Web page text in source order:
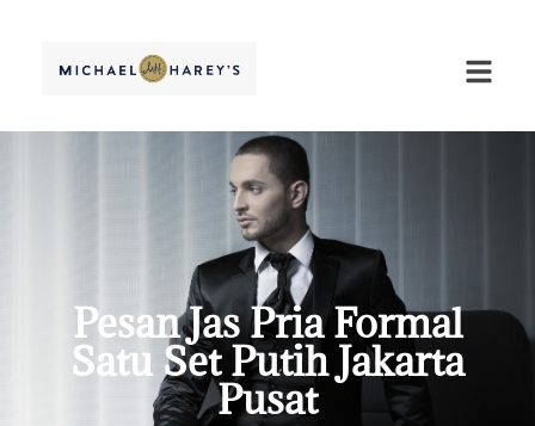
Pesan Jas Pria Formal
Satu Set Putih Jakarta
Pusat